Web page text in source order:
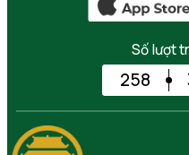
Số lượt
258